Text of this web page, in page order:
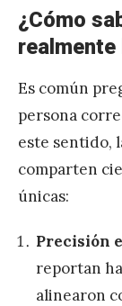
¿Cómo
realmente
Es común
persona
este sentido,
comparten
únicas:
Precisión
reportan
alinearon